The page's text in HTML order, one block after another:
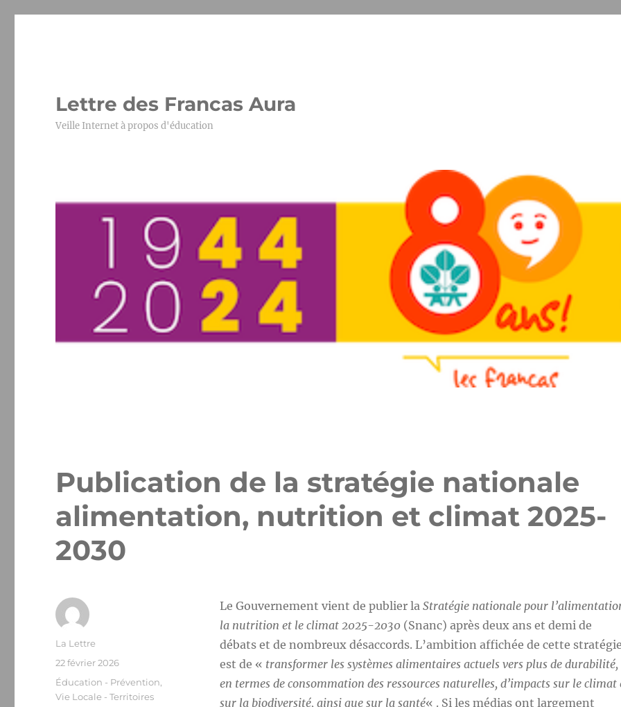
Lettre des Francas Aura
Veille Internet à propos d'éducation
Publication de la stratégie nationale
alimentation, nutrition et climat 2025-
2030
Le Gouvernement vient de publier la Stratégie nationale pour
la nutrition et le climat 2025-2030(Snanc) après deux ans et demi de
débats et de nombreux désaccords. L’ambition affichée de cette
est de « transformer les systèmes alimentaires actuels vers plus de durabilité,
en termes de consommation des ressources naturelles, d’impacts sur le climat
sur la biodiversité, ainsi que sur la santé« . Si les médias ont largement
Auteur
La Lettre
Publié
le
22 février 2026
Catégories
Éducation - Prévention
Vie Locale - Territoires